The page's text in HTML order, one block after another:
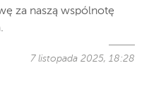
za naszą wspólnotę
7 listopada 2025, 18:28